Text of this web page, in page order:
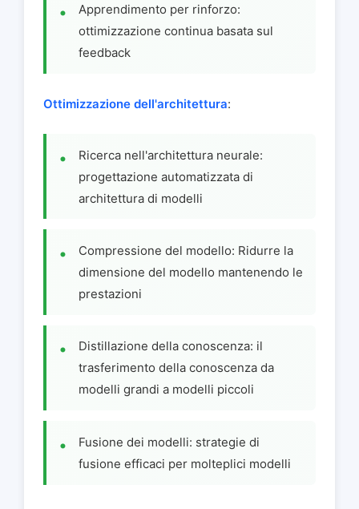
Apprendimento per rinforzo:
ottimizzazione continua basata sul
feedback
Ottimizzazione dell'architettura:
Ricerca nell'architettura neurale:
progettazione automatizzata di
architettura di modelli
Compressione del modello: Ridurre la
dimensione del modello mantenendo le
prestazioni
Distillazione della conoscenza: il
trasferimento della conoscenza da
modelli grandi a modelli piccoli
Fusione dei modelli: strategie di
fusione efficaci per molteplici modelli